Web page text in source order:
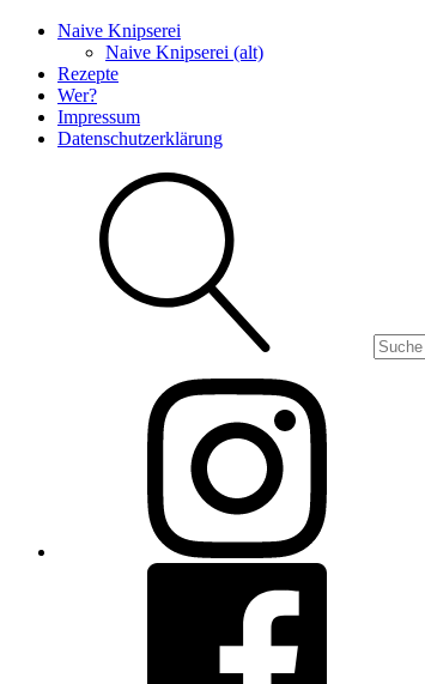
Naive Knipserei
Naive Knipserei (alt)
Rezepte
Wer?
Impressum
Datenschutzerklärung